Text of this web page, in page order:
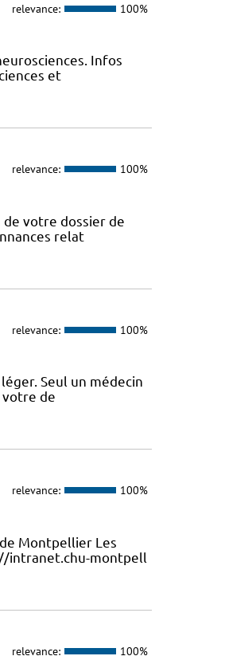
relevance: 100%
Infos
et
relevance: 100%
votre dossier de
relat
relevance: 100%
Seul un médecin
votre de
relevance: 100%
Montpellier Les
intranet.chu-montpell
relevance: 100%